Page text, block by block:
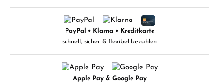
PayPal • Klarna • Kreditkarte
schnell, sicher & flexibel bezahlen
Apple Pay & Google Pay